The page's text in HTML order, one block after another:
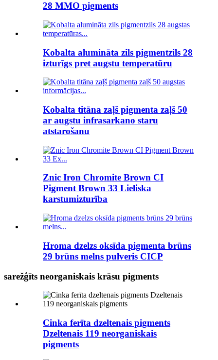
28 MMO pigments
Kobalta alumināta zils pigmentzils 28
izturīgs pret augstu temperatūru
Kobalta titāna zaļš pigmenta zaļš 50
ar augstu infrasarkano staru
atstarošanu
Znic Iron Chromite Brown CI
Pigment Brown 33 Lieliska
karstumizturība
Hroma dzelzs oksīda pigmenta brūns
29 brūns melns pulveris CICP
sarežģīts neorganiskais krāsu pigments
Cinka ferīta dzeltenais pigments
Dzeltenais 119 neorganiskais
pigments